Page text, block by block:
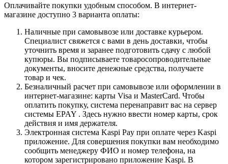
Оплачивайте покупки удобным способом. В интернет-
магазине доступно 3 варианта оплаты:
Наличные при самовывозе или доставке курьером.
Специалист свяжется с вами в день доставки, чтобы
уточнить время и заранее подготовить сдачу с любой
купюры. Вы подписываете товаросопроводительные
документы, вносите денежные средства, получаете
товар и чек.
Безналичный расчет при самовывозе или оформлении в
интернет-магазине: карты Visa и MasterCard. Чтобы
оплатить покупку, система перенаправит вас на сервер
системы EPAY . Здесь нужно ввести номер карты, срок
действия и имя держателя.
Электронная система Kaspi Pay при оплате через Kaspi
приложение. Для совершения покупки вам необходимо
сообщить менеджеру ФИО и номер телефона, на
котором зарегистрировано приложение Kaspi. В